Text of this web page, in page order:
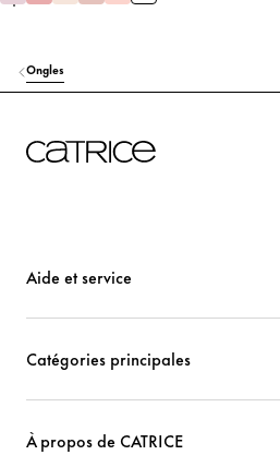
Ongles
Aide et service
Catégories principales
À propos de CATRICE